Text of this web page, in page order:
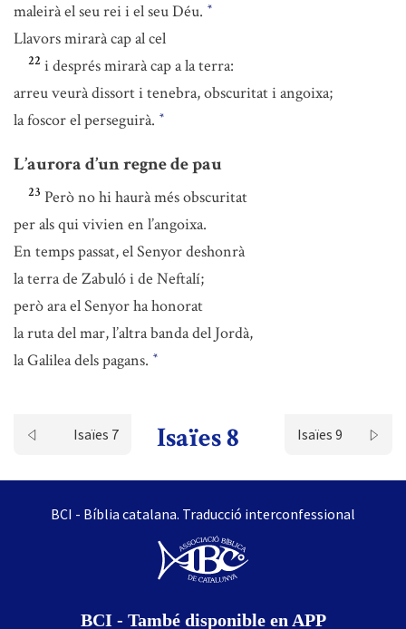
maleirà el seu rei i el seu Déu. *
Llavors mirarà cap al cel
22 i després mirarà cap a la terra:
arreu veurà dissort i tenebra, obscuritat i angoixa;
la foscor el perseguirà. *
L’aurora d’un regne de pau
23 Però no hi haurà més obscuritat
per als qui vivien en l’angoixa.
En temps passat, el Senyor deshonrà
la terra de Zabuló i de Neftalí;
però ara el Senyor ha honorat
la ruta del mar, l’altra banda del Jordà,
la Galilea dels pagans. *
Isaïes 7 Isaïes 8 Isaïes 9
BCI - Bíblia catalana. Traducció interconfessional
BCI - També disponible en APP